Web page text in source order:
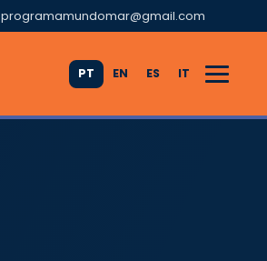
programamundomar@gmail.com
PT EN ES IT